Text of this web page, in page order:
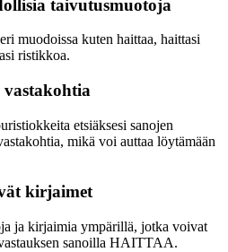
taivutusmuotoja
muodoissa kuten haittaa, haittasi
ristikkoa.
etsiäksesi sanojen
mikä voi auttaa löytämään
kirjaimet
ja kirjaimia ympärillä, jotka voivat
sanoilla HAITTAA.